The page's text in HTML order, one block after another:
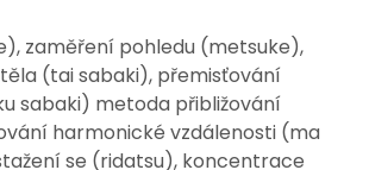
zaměření pohledu (metsuke),
(tai sabaki), přemisťování
sabaki) metoda přibližování
harmonické vzdálenosti (ma
se (ridatsu), koncentrace